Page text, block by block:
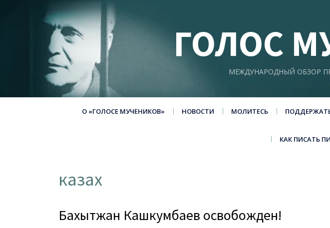
ГОЛОС
МЕЖДУНАРОДНЫЙ ОБЗОР
О «ГОЛОСЕ МУЧЕНИКОВ» НОВОСТИ МОЛИТЕСЬ
КАК ПИСАТЬ
казах
Бахытжан Кашкумбаев освобожден!